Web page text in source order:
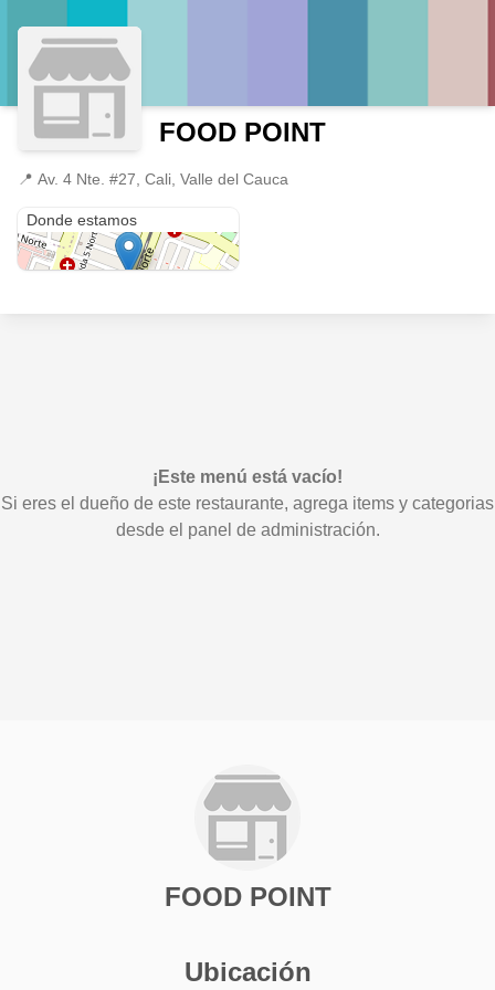
FOOD POINT
📍 Av. 4 Nte. #27, Cali, Valle del Cauca
Donde estamos
¡Este menú está vacío!
Si eres el dueño de este restaurante, agrega items y categorias
desde el panel de administración.
FOOD POINT
Ubicación